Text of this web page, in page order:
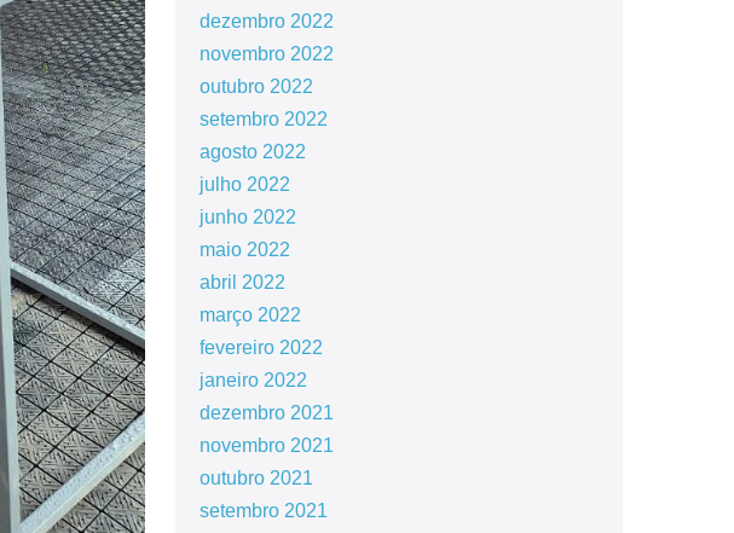
dezembro 2022
novembro 2022
outubro 2022
setembro 2022
agosto 2022
julho 2022
junho 2022
maio 2022
abril 2022
março 2022
fevereiro 2022
janeiro 2022
dezembro 2021
novembro 2021
outubro 2021
setembro 2021